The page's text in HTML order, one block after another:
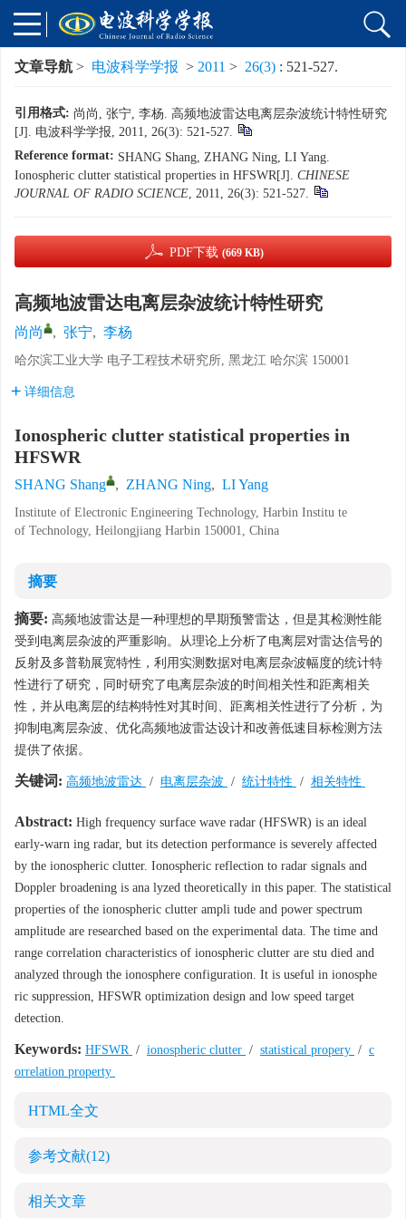
文章导航 > 电波科学学报 > 2011 > 26(3) : 521-527.
引用格式: 尚尚, 张宁, 李杨. 高频地波雷达电离层杂波统计特性研究
[J]. 电波科学学报, 2011, 26(3): 521-527.
Reference format: SHANG Shang, ZHANG Ning, LI Yang.
Ionospheric clutter statistical properties in HFSWR[J]. CHINESE
JOURNAL OF RADIO SCIENCE, 2011, 26(3): 521-527.
PDF下载 (669 KB)
高频地波雷达电离层杂波统计特性研究
尚尚 , 张宁, 李杨
哈尔滨工业大学 电子工程技术研究所, 黑龙江 哈尔滨 150001
详细信息
Ionospheric clutter statistical properties in
HFSWR
SHANG Shang , ZHANG Ning, LI Yang
Institute of Electronic Engineering Technology, Harbin Institu te
of Technology, Heilongjiang Harbin 150001, China
摘要
摘要: 高频地波雷达是一种理想的早期预警雷达，但是其检测性能
受到电离层杂波的严重影响。从理论上分析了电离层对雷达信号的
反射及多普勒展宽特性，利用实测数据对电离层杂波幅度的统计特
性进行了研究，同时研究了电离层杂波的时间相关性和距离相关
性，并从电离层的结构特性对其时间、距离相关性进行了分析，为
抑制电离层杂波、优化高频地波雷达设计和改善低速目标检测方法
提供了依据。
关键词: 高频地波雷达 / 电离层杂波 / 统计特性 / 相关特性
Abstract: High frequency surface wave radar (HFSWR) is an ideal
early-warn ing radar, but its detection performance is severely affected
by the ionospheric clutter. Ionospheric reflection to radar signals and
Doppler broadening is ana lyzed theoretically in this paper. The statistical
properties of the ionospheric clutter ampli tude and power spectrum
amplitude are researched based on the experimental data. The time and
range correlation characteristics of ionospheric clutter are stu died and
analyzed through the ionosphere configuration. It is useful in ionosphe
ric suppression, HFSWR optimization design and low speed target
detection.
Keywords: HFSWR / ionospheric clutter / statistical propery / c
orrelation property
HTML全文
参考文献(12)
相关文章